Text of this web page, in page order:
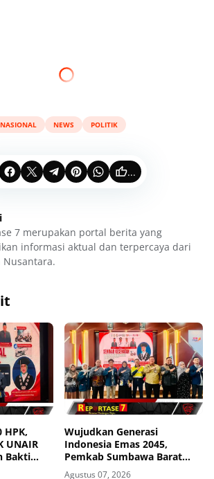
NASIONAL NEWS POLITIK
...
7 merupakan portal berita yang
informasi aktual dan terpercaya dari
HPK,
UNAIR
Bakti
Wujudkan Generasi
Indonesia Emas 2045,
Pemkab Sumbawa Barat
Perkuat Komitmen Lewat
Agustus 07, 2026